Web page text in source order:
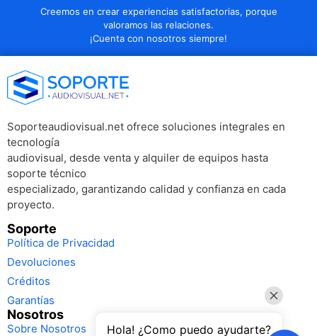
Creemos en crear experiencias satisfactorias, porque
valoramos las relaciones.
¡Cuenta con nosotros siempre!
Soporteaudiovisual.net ofrece soluciones integrales en
tecnología
audiovisual, desde venta y alquiler de equipos hasta
soporte técnico
especializado, garantizando calidad y confianza en cada
proyecto.
Soporte
Política de Privacidad
Devoluciones
Créditos
Garantías
Nosotros
Sobre Nosotros Hola! ¿Como puedo ayudarte?